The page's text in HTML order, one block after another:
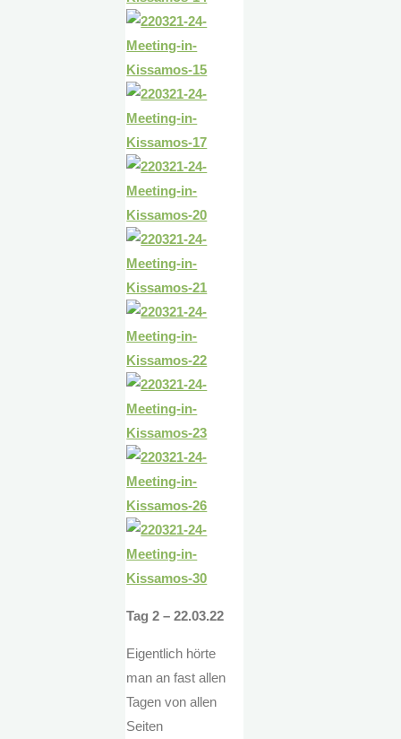
Tag 2 – 22.03.22
Eigentlich hörte
man an fast allen
Tagen von allen
Seiten